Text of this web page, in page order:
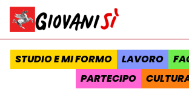
Vai al contenuto
Homepage Giovanisì - Progetto della
STUDIO E MI FORMO LAVORO
PARTECIPO